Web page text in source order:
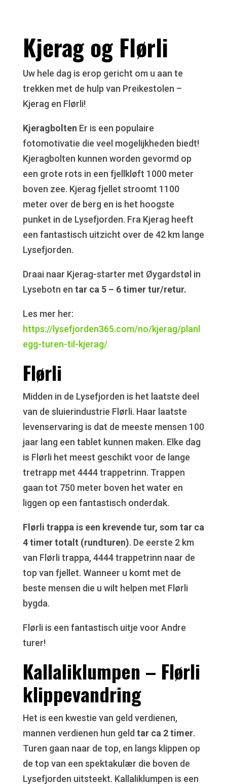
Kjerag og Flørli
Uw hele dag is erop gericht om u aan te
trekken met de hulp van Preikestolen –
Kjerag en Flørli!
Kjeragbolten Er is een populaire
fotomotivatie die veel mogelijkheden biedt!
Kjeragbolten kunnen worden gevormd op
een grote rots in een fjellkløft 1000 meter
boven zee. Kjerag fjellet stroomt 1100
meter over de berg en is het hoogste
punket in de Lysefjorden. Fra Kjerag heeft
een fantastisch uitzicht over de 42 km lange
Lysefjorden.
Draai naar Kjerag-starter met Øygardstøl in
Lysebotn en tar ca 5 – 6 timer tur/retur.
Les mer her:
https://lysefjorden365.com/no/kjerag/planl
egg-turen-til-kjerag/
Flørli
Midden in de Lysefjorden is het laatste deel
van de sluierindustrie Flørli. Haar laatste
levenservaring is dat de meeste mensen 100
jaar lang een tablet kunnen maken. Elke dag
is Flørli het meest geschikt voor de lange
tretrapp met 4444 trappetrinn. Trappen
gaan tot 750 meter boven het water en
liggen op een fantastisch onderdak.
Flørli trappa is een krevende tur, som tar ca
4 timer totalt (rundturen). De eerste 2 km
van Flørli trappa, 4444 trappetrinn naar de
top van fjellet. Wanneer u komt met de
beste mensen die u wilt helpen met Flørli
bygda.
Flørli is een fantastisch uitje voor Andre
turer!
Kallaliklumpen – Flørli
klippevandring
Het is een kwestie van geld verdienen,
mannen verdienen hun geld tar ca 2 timer.
Turen gaan naar de top, en langs klippen op
de top van een spektakulær die boven de
Lysefjorden uitsteekt. Kallaliklumpen is een